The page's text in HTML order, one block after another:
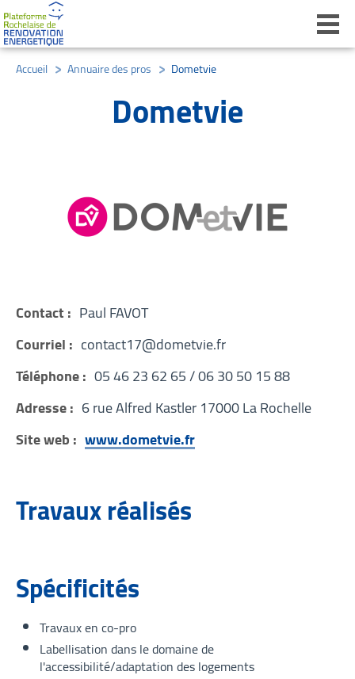
Accueil Annuaire des pros Dometvie
Dometvie
Contact : Paul FAVOT
Courriel : contact17@dometvie.fr
Téléphone : 05 46 23 62 65 / 06 30 50 15 88
Adresse : 6 rue Alfred Kastler 17000 La Rochelle
Site web : www.dometvie.fr
Travaux réalisés
Spécificités
Travaux en co-pro
Labellisation dans le domaine de
l'accessibilité/adaptation des logements